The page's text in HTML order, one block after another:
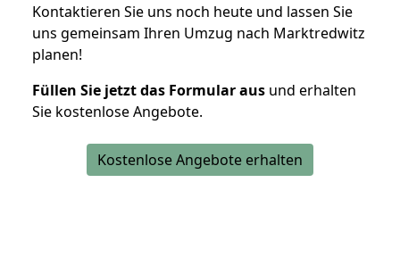
Kontaktieren Sie uns noch heute und lassen Sie
uns gemeinsam Ihren Umzug nach Marktredwitz
planen!
Füllen Sie jetzt das Formular aus und erhalten
Sie kostenlose Angebote.
Kostenlose Angebote erhalten